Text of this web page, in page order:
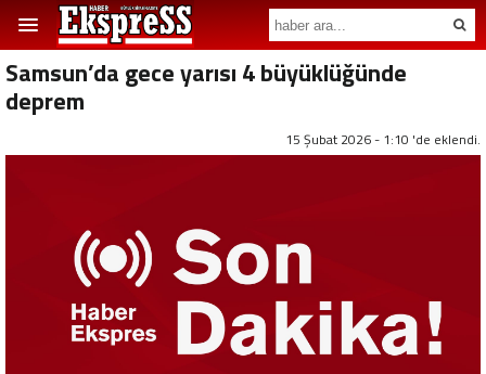
Samsun’da gece yarısı 4 büyüklüğünde
deprem
15 Şubat 2026 - 1:10 'de eklendi.